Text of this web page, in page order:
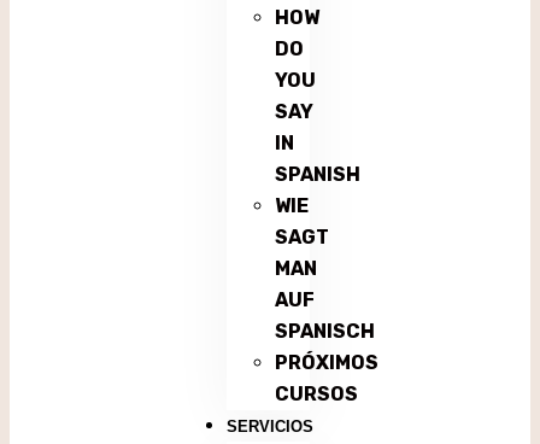
HOW
DO
YOU
SAY
IN
SPANISH
WIE
SAGT
MAN
AUF
SPANISCH
PRÓXIMOS
CURSOS
SERVICIOS